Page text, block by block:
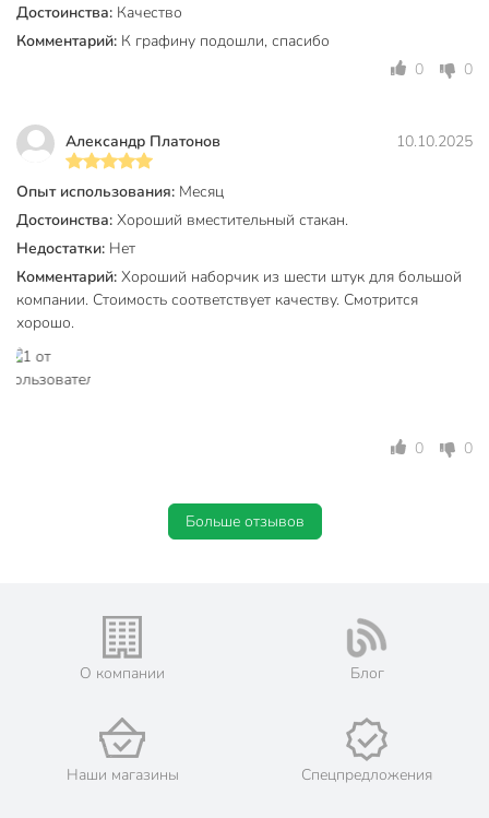
Бренд
Коллекция
Pasabahce Valse
Можно мыть в посудомоечной
машине
посудомоечной
Бар
без бара
Цвет
Стиль
Valse
Габариты упаковки
17 x 25 x 9 см
Достоинства: Качество
Комментарий: К графину подошли, спасибо
0
0
Александр Платонов 10.10.2025
Опыт использования: Месяц
Достоинства: Хороший вместительный стакан.
Недостатки: Нет
Комментарий: Хороший наборчик из шести штук для большой
компании. Стоимость соответствует качеству. Смотрится
хорошо.
0 0
Больше отзывов
О компании Блог
Наши магазины Спецпредложения